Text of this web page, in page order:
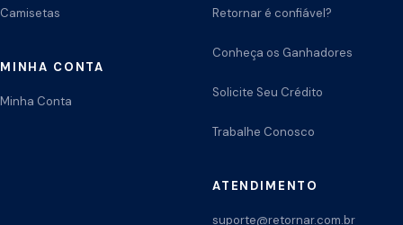
Camisetas
MINHA CONTA
Minha Conta
Retornar é confiável?
Conheça os Ganhadores
Solicite Seu Crédito
Trabalhe Conosco
ATENDIMENTO
suporte@retornar.com.br